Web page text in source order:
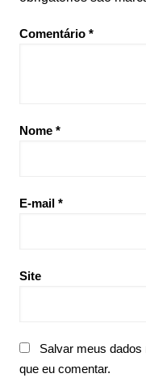
Comentário *
Nome *
E-mail *
Site
Salvar meus
que eu comentar.